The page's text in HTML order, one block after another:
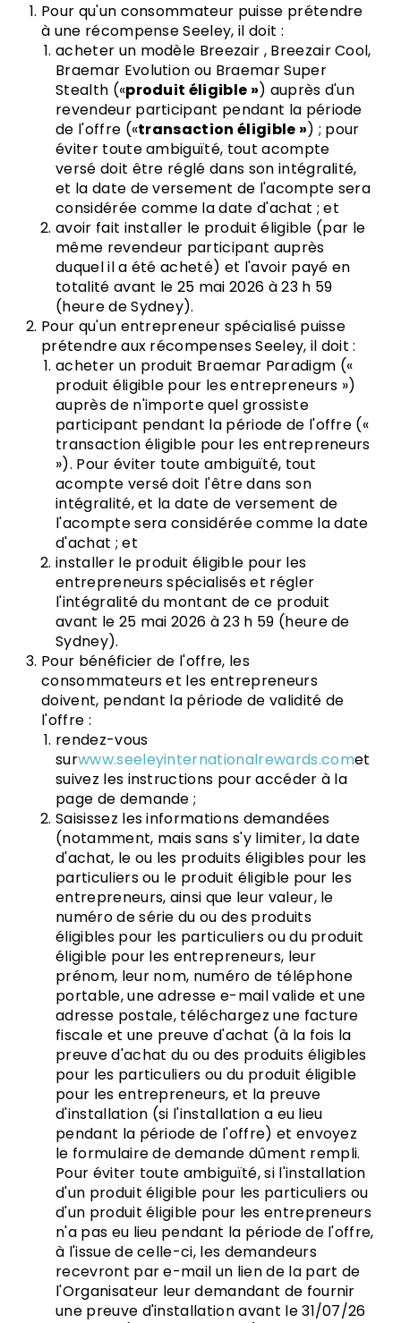
Pour qu'un consommateur puisse prétendre
à une récompense Seeley, il doit :
acheter un modèle Breezair , Breezair Cool,
Braemar Evolution ou Braemar Super
Stealth («produit éligible ») auprès d'un
revendeur participant pendant la période
de l'offre («transaction éligible ») ; pour
éviter toute ambiguïté, tout acompte
versé doit être réglé dans son intégralité,
et la date de versement de l'acompte sera
considérée comme la date d'achat ; et
avoir fait installer le produit éligible (par le
même revendeur participant auprès
duquel il a été acheté) et l'avoir payé en
totalité avant le 25 mai 2026 à 23 h 59
(heure de Sydney).
Pour qu'un entrepreneur spécialisé puisse
prétendre aux récompenses Seeley, il doit :
acheter un produit Braemar Paradigm («
produit éligible pour les entrepreneurs »)
auprès de n'importe quel grossiste
participant pendant la période de l'offre («
transaction éligible pour les entrepreneurs
»). Pour éviter toute ambiguïté, tout
acompte versé doit l'être dans son
intégralité, et la date de versement de
l'acompte sera considérée comme la date
d'achat ; et
installer le produit éligible pour les
entrepreneurs spécialisés et régler
l'intégralité du montant de ce produit
avant le 25 mai 2026 à 23 h 59 (heure de
Sydney).
Pour bénéficier de l'offre, les
consommateurs et les entrepreneurs
doivent, pendant la période de validité de
l'offre :
rendez-vous
surwww.seeleyinternationalrewards.comet
suivez les instructions pour accéder à la
page de demande ;
Saisissez les informations demandées
(notamment, mais sans s'y limiter, la date
d'achat, le ou les produits éligibles pour les
particuliers ou le produit éligible pour les
entrepreneurs, ainsi que leur valeur, le
numéro de série du ou des produits
éligibles pour les particuliers ou du produit
éligible pour les entrepreneurs, leur
prénom, leur nom, numéro de téléphone
portable, une adresse e-mail valide et une
adresse postale, téléchargez une facture
fiscale et une preuve d'achat (à la fois la
preuve d'achat du ou des produits éligibles
pour les particuliers ou du produit éligible
pour les entrepreneurs, et la preuve
d'installation (si l'installation a eu lieu
pendant la période de l'offre) et envoyez
le formulaire de demande dûment rempli.
Pour éviter toute ambiguïté, si l'installation
d'un produit éligible pour les particuliers ou
d'un produit éligible pour les entrepreneurs
n'a pas eu lieu pendant la période de l'offre,
à l'issue de celle-ci, les demandeurs
recevront par e-mail un lien de la part de
l'Organisateur leur demandant de fournir
une preuve d'installation avant le 31/07/26